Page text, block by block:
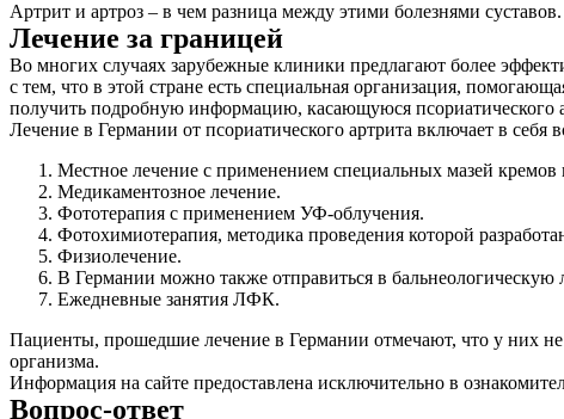
Артрит и артроз – в чем разница между этими болезнями
Лечение за границей
Во многих случаях зарубежные клиники предлагают более
с тем, что в этой стране есть специальная организация,
получить подробную информацию, касающуюся псориатического
Лечение в Германии от псориатического артрита включает в
Местное лечение с применением специальных мазей
Медикаментозное лечение.
Фототерапия с применением УФ-облучения.
Фотохимиотерапия, методика проведения которой
Физиолечение.
В Германии можно также отправиться в бальнеологическую
Ежедневные занятия ЛФК.
Пациенты, прошедшие лечение в Германии отмечают, что у них
организма.
Информация на сайте предоставлена исключительно в
Вопрос-ответ